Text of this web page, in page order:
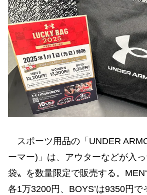
スポーツ用品の「UNDER
ーマー)」は、アウターなどが入
袋〟を数量限定で販売する。
各1万3200円、BOYS’は9350円で